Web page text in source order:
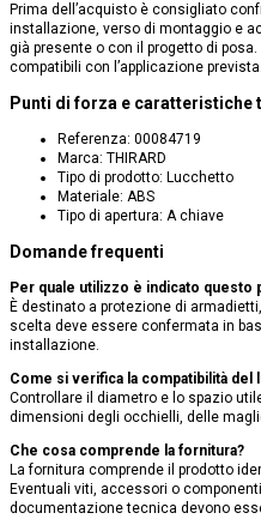
Prima dell’acquisto è consigliato
installazione, verso di montaggio e
già presente o con il progetto di
compatibili con l’applicazione prevista.
Punti di forza e caratteristiche
Referenza: 00084719
Marca: THIRARD
Tipo di prodotto: Lucchetto
Materiale: ABS
Tipo di apertura: A chiave
Domande frequenti
Per quale utilizzo è indicato questo
È destinato a protezione di
scelta deve essere confermata in
installazione.
Come si verifica la compatibilità del
Controllare il diametro e lo spazio
dimensioni degli occhielli, delle
Che cosa comprende la fornitura?
La fornitura comprende il prodotto
Eventuali viti, accessori o
documentazione tecnica devono